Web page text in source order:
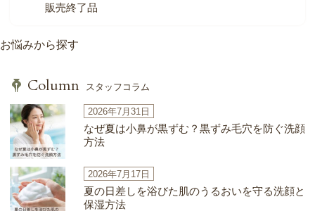
販売終了品
お悩みから探す
Column スタッフコラム
2026年7月31日
なぜ夏は小鼻が黒ずむ？黒ずみ毛穴を防ぐ洗顔
方法
2026年7月17日
夏の日差しを浴びた肌のうるおいを守る洗顔と
保湿方法